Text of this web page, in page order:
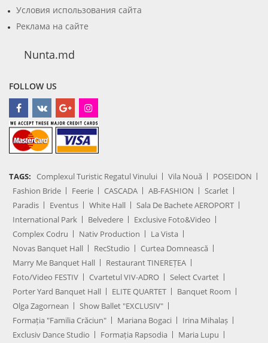
Условия использования сайта
Реклама на сайте
Nunta.md
FOLLOW US
TAGS: Complexul Turistic Regatul Vinului Vila Nouă
POSEIDON
Fashion Bride
Feerie CASCADA AB-FASHION
Scarlet
Paradis
Eventus White Hall
Sala De Bachete AEROPORT
International Park
Belvedere
Exclusive Foto&Video
Complex Codru
Nativ Production
La Vista
Novas Banquet Hall
RecStudio
Curtea Domnească
Marry Me Banquet Hall
Restaurant TINEREȚEA
Foto/Video FESTIV
Cvartetul VIV-ADRO
Select Cvartet
Porter Yard Banquet Hall
ELITE QUARTET
Banquet Room
Olga Zagornean
Show Ballet "EXCLUSIV"
Formația "Familia Crăciun"
Mariana Bogaci
Irina Mihalaș
Exclusiv Dance Studio
Formația Rapsodia Maria Lupu